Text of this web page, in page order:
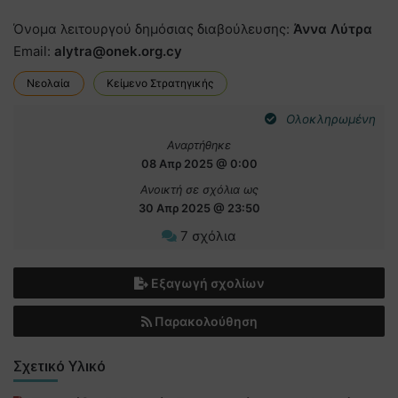
Όνομα λειτουργού δημόσιας διαβούλευσης: Άννα Λύτρα
Email: alytra@onek.org.cy
Νεολαία Κείμενο Στρατηγικής
Ολοκληρωμένη
Αναρτήθηκε
08 Απρ 2025 @ 0:00
Ανοικτή σε σχόλια ως
30 Απρ 2025 @ 23:50
7 σχόλια
Εξαγωγή σχολίων
Παρακολούθηση
Σχετικό Υλικό